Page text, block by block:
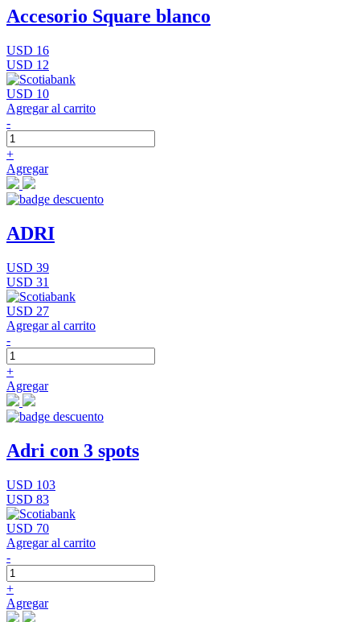
Accesorio Square blanco
USD 16
USD 12
USD 10
Agregar al carrito
-
+
Agregar
ADRI
USD 39
USD 31
USD 27
Agregar al carrito
-
+
Agregar
Adri con 3 spots
USD 103
USD 83
USD 70
Agregar al carrito
-
+
Agregar